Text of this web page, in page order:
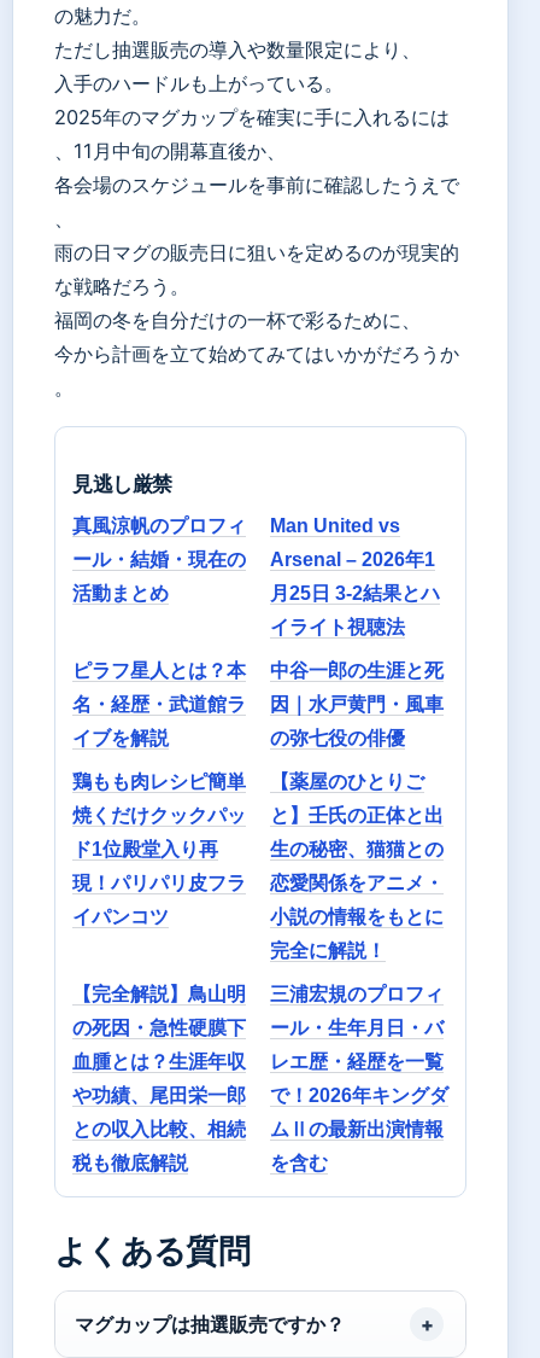
の魅力だ。
ただし抽選販売の導入や数量限定により、
入手のハードルも上がっている。
2025年のマグカップを確実に手に入れるには
、11月中旬の開幕直後か、
各会場のスケジュールを事前に確認したうえで
雨の日マグの販売日に狙いを定めるのが現実的
な戦略だろう。
福岡の冬を自分だけの一杯で彩るために、
今から計画を立て始めてみてはいかがだろうか
。
見逃し厳禁
真風涼帆のプロフィ
ール・結婚・現在の
活動まとめ
Man United vs
Arsenal – 2026年1
月25日 3-2結果とハ
イライト視聴法
ピラフ星人とは？本
名・経歴・武道館ラ
イブを解説
中谷一郎の生涯と死
因｜水戸黄門・風車
の弥七役の俳優
鶏もも肉レシピ簡単
焼くだけクックパッ
ド1位殿堂入り再
現！パリパリ皮フラ
イパンコツ
【薬屋のひとりご
と】壬氏の正体と出
生の秘密、猫猫との
恋愛関係をアニメ・
小説の情報をもとに
完全に解説！
【完全解説】鳥山明
の死因・急性硬膜下
血腫とは？生涯年収
や功績、尾田栄一郎
との収入比較、相続
税も徹底解説
三浦宏規のプロフィ
ール・生年月日・バ
レエ歴・経歴を一覧
で！2026年キングダ
ムⅡの最新出演情報
を含む
よくある質問
マグカップは抽選販売ですか？